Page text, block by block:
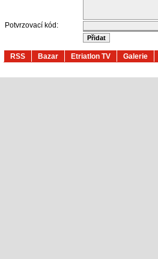
Potvrzovací kód:
RSS Bazar Etriatlon TV Galerie